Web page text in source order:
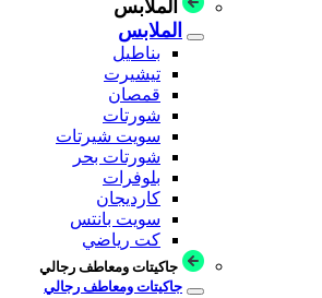
الملابس
الملابس
بناطيل
تيشيرت
قمصان
شورتات
سويت شيرتات
شورتات بحر
بلوفرات
كارديجان
سويت بانتس
كت رياضي
جاكيتات ومعاطف رجالي
جاكيتات ومعاطف رجالي